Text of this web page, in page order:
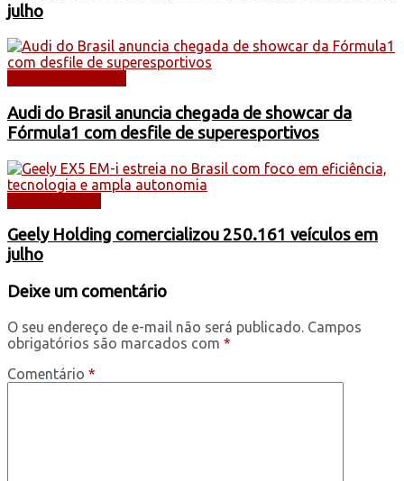
julho
Audi do Brasil anuncia chegada de showcar da
Fórmula1 com desfile de superesportivos
Geely Holding comercializou 250.161 veículos em
julho
Deixe um comentário
O seu endereço de e-mail não será publicado. Campos
obrigatórios são marcados com *
Comentário *